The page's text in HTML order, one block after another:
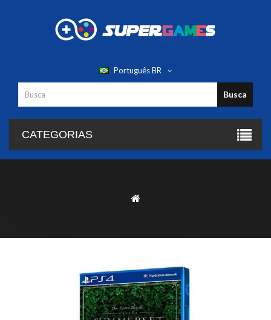
Português BR
Busca
CATEGORIAS